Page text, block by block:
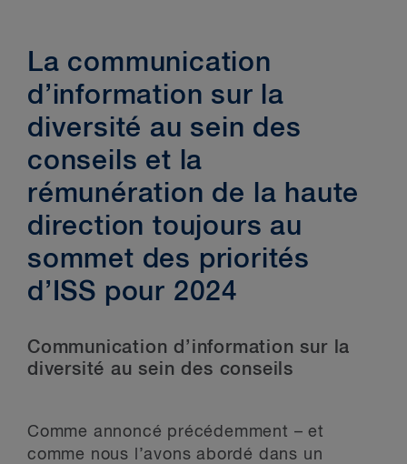
La communication
d’information sur la
diversité au sein des
conseils et la
rémunération de la haute
direction toujours au
sommet des priorités
d’ISS pour 2024
Communication d’information sur la
diversité au sein des conseils
Comme annoncé précédemment – et
comme nous l’avons abordé dans un